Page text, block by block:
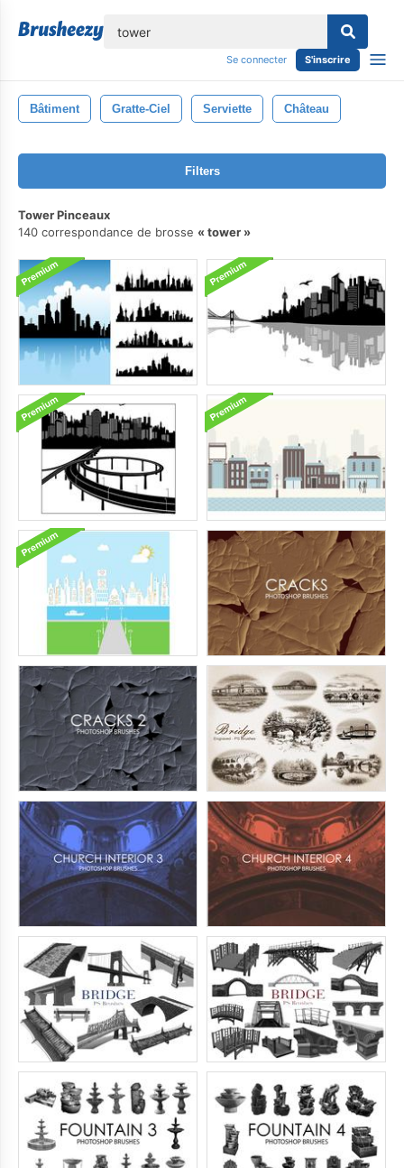
Se connecter S'inscrire
Bâtiment Gratte-Ciel Serviette Château
Filters
Tower Pinceaux
140 correspondance de brosse
tower